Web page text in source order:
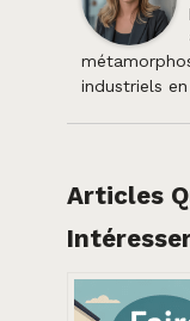
industriels
Articles